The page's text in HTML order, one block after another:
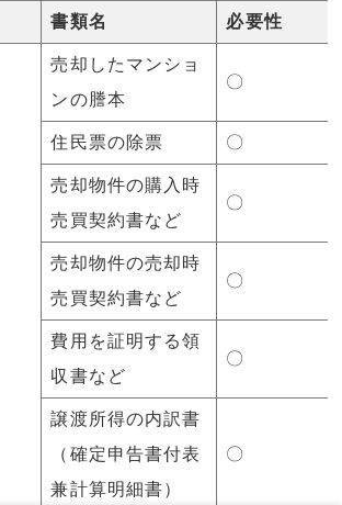
書類名 必要性
売却したマンショ
ンの謄本
〇
住民票の除票 〇
売却物件の購入時
売買契約書など
〇
売却物件の売却時
売買契約書など
〇
費用を証明する領
収書など
〇
譲渡所得の内訳書
（確定申告書付表
兼計算明細書）
〇